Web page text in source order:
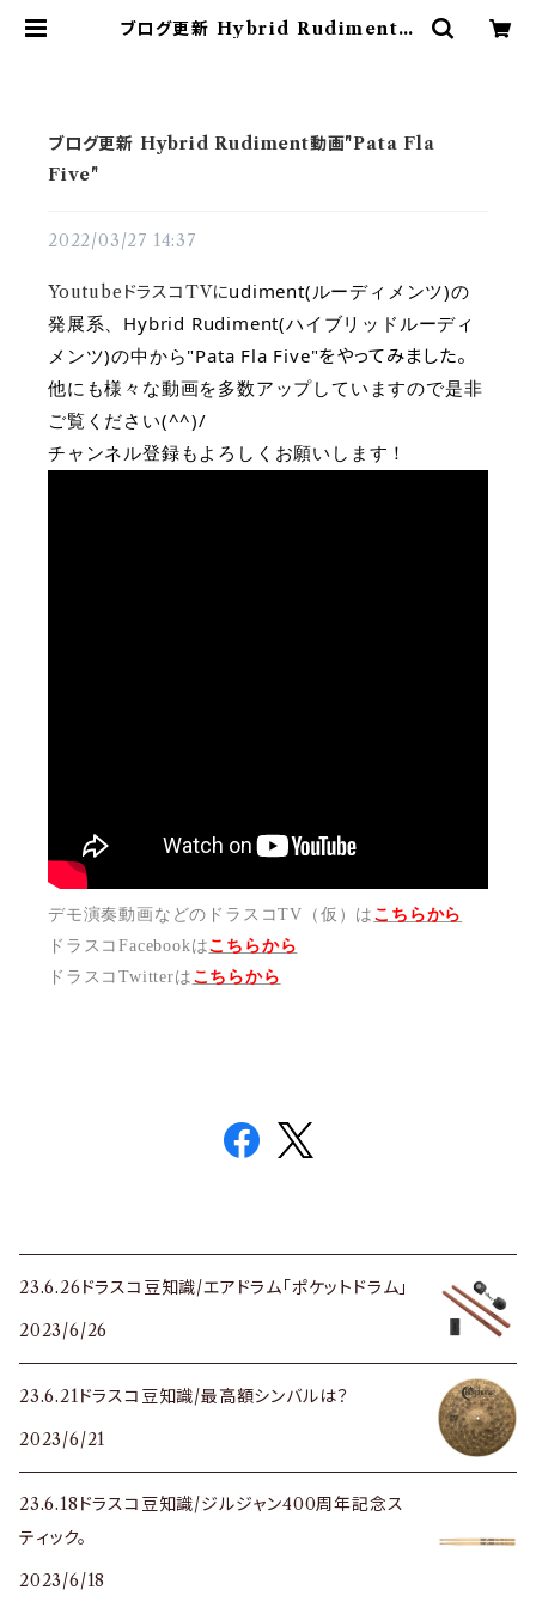
ブログ更新 Hybrid Rudiment動
ブログ更新 Hybrid Rudiment動画"Pata Fla
Five"
2022/03/27 14:37
YoutubeドラスコTVにudiment(ルーディメンツ)の
発展系、Hybrid Rudiment(ハイブリッドルーディ
メンツ)の中から"Pata Fla Five"をやってみました。
他にも様々な動画を多数アップしていますので是非
ご覧ください(^^)/
チャンネル登録もよろしくお願いします！
デモ演奏動画などのドラスコTV（仮）は こちらから
ドラスコFacebookはこちらから
ドラスコTwitterは こちらから
23.6.26ドラスコ豆知識/エアドラム「ポケットドラム」
2023/6/26
23.6.21ドラスコ豆知識/最高額シンバルは？
2023/6/21
23.6.18ドラスコ豆知識/ジルジャン400周年記念ス
ティック。
2023/6/18